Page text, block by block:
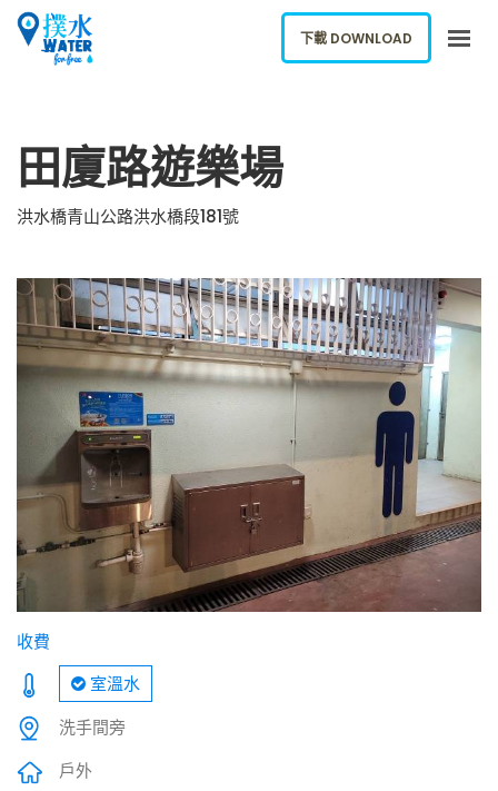
下載應用
ENGLISH
下載 DOWNLOAD
田廈路遊樂場
洪水橋青山公路洪水橋段181號
收費
室溫水
洗手間旁
戶外
下載 DOWNLOAD